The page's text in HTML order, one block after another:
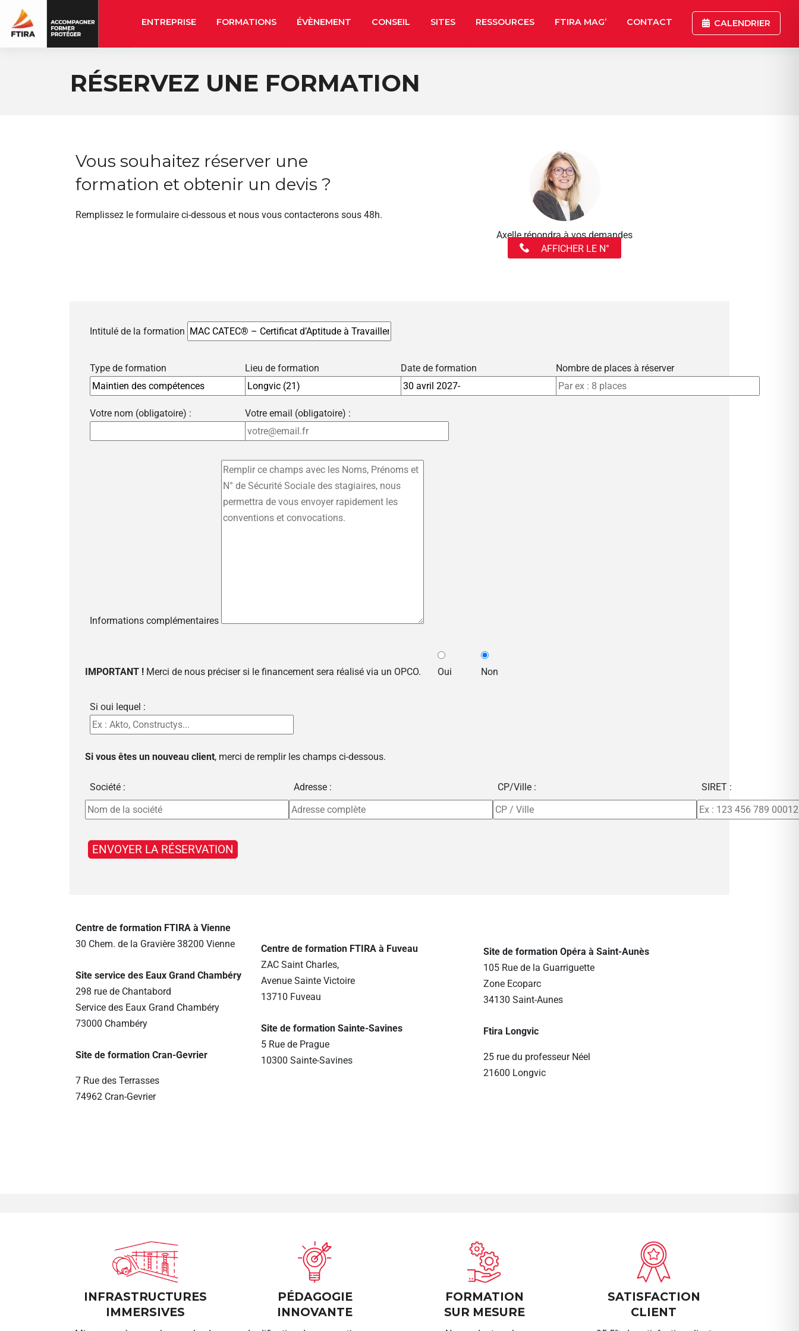
ENTREPRISE FORMATIONS ÉVÈNEMENT CONSEIL SITES RESSOURCES FTIRA MAG’ CONTACT CALENDRIER
RÉSERVEZ UNE FORMATION
Vous souhaitez réserver une
formation et obtenir un devis ?
Remplissez le formulaire ci-dessous et nous vous contacterons sous 48h.
Axelle répondra à vos demandes
AFFICHER LE N°
Intitulé de la formation
Type de formation Lieu de formation Date de formation Nombre de places à réserver
Votre nom (obligatoire) : Votre email (obligatoire) :
Informations complémentaires
IMPORTANT ! Merci de nous préciser si le financement sera réalisé via un OPCO. Oui Non
Si oui lequel :
Si vous êtes un nouveau client, merci de remplir les champs ci-dessous.
Société : Adresse : CP/Ville : SIRET :
Centre de formation FTIRA à Vienne
30 Chem. de la Gravière 38200 Vienne
Site service des Eaux Grand Chambéry
298 rue de Chantabord
Service des Eaux Grand Chambéry
73000 Chambéry
Site de formation Cran-Gevrier
7 Rue des Terrasses
74962 Cran-Gevrier
Centre de formation FTIRA à Fuveau
ZAC Saint Charles,
Avenue Sainte Victoire
13710 Fuveau
Site de formation Sainte-Savines
5 Rue de Prague
10300 Sainte-Savines
Site de formation Opéra à Saint-Aunès
105 Rue de la Guarriguette
Zone Ecoparc
34130 Saint-Aunes
Ftira Longvic
25 rue du professeur Néel
21600 Longvic
INFRASTRUCTURES
IMMERSIVES
PÉDAGOGIE
INNOVANTE
FORMATION
SUR MESURE
SATISFACTION
CLIENT